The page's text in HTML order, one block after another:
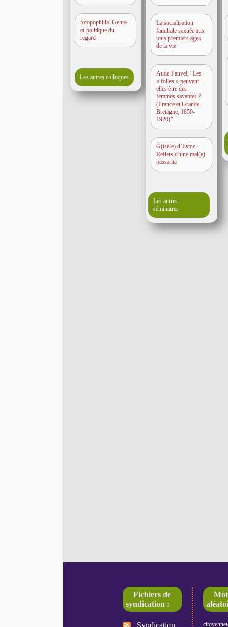
Scopophilia. Genre
et politique du
regard
Les autres colloques
La socialisation
familiale sexuée aux
tous premiers âges
de la vie
Aude Fauvel, "Les
« folles » peuvent-
elles être des
femmes savantes ?
(France et Grande-
Bretagne, 1850-
1920)"
G(isèle) d’Estoc.
Reflets d’une mal(e)
passante
Les autres
séminaires
Fichiers de
syndication :
Syndication